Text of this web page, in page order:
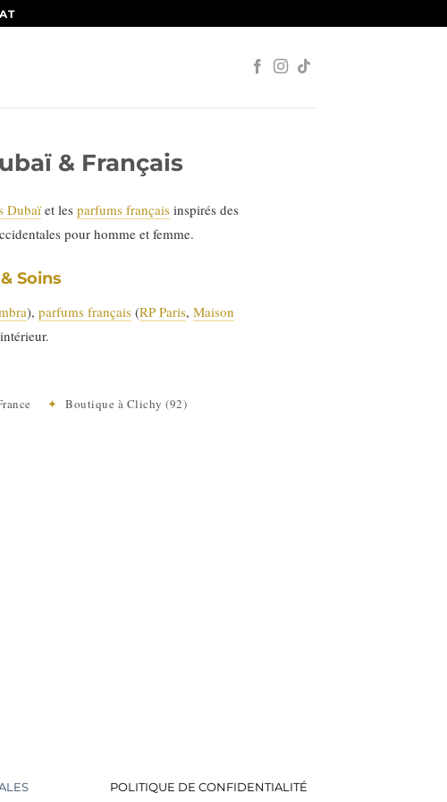
& Français
Dubaïet les parfums françaisinspirés des
pour homme et femme.
Soins
), parfums français (RP Paris, Maison
✦ Boutique à Clichy (92)
POLITIQUE DE CONFIDENTIALITÉ